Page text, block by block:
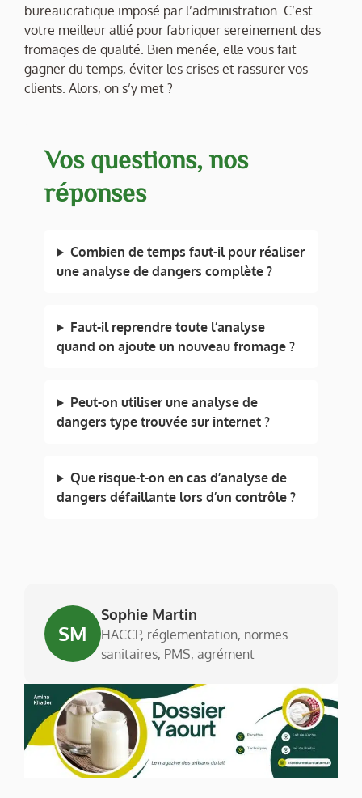
bureaucratique imposé par l’administration. C’est
votre meilleur allié pour fabriquer sereinement des
fromages de qualité. Bien menée, elle vous fait
gagner du temps, éviter les crises et rassurer vos
clients. Alors, on s’y met ?
Vos questions, nos
réponses
Combien de temps faut-il pour réaliser
une analyse de dangers complète ?
Faut-il reprendre toute l’analyse
quand on ajoute un nouveau fromage ?
Peut-on utiliser une analyse de
dangers type trouvée sur internet ?
Que risque-t-on en cas d’analyse de
dangers défaillante lors d’un contrôle ?
SM
Sophie Martin
HACCP, réglementation, normes
sanitaires, PMS, agrément